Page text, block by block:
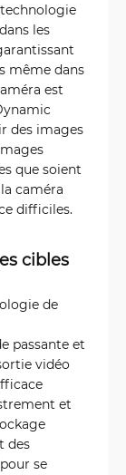
les
même dans
est
des images
que soient
caméra
difficiles.
cibles
de
passante et
vidéo
et
des
se